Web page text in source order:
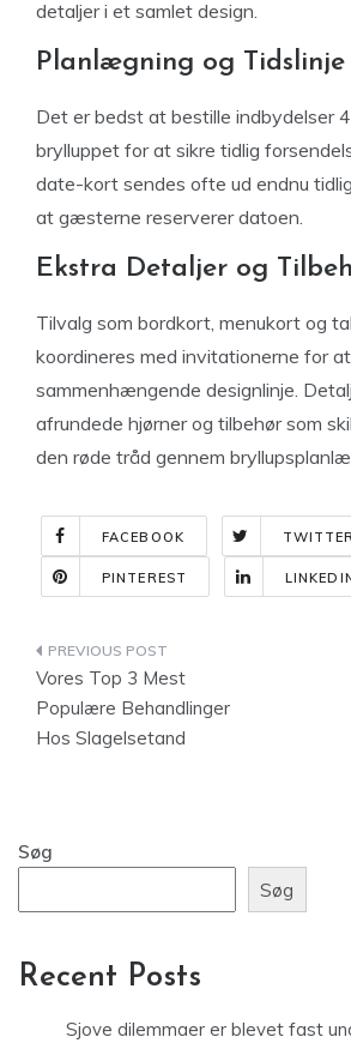
detaljer i et samlet design.
Planlægning og Tidslinje
Det er bedst at bestille indbydelser
brylluppet for at sikre tidlig
date-kort sendes ofte ud endnu
at gæsterne reserverer datoen.
Ekstra Detaljer og
Tilvalg som bordkort, menukort og
koordineres med invitationerne for
sammenhængende designlinje.
afrundede hjørner og tilbehør som
den røde tråd gennem
FACEBOOK
PINTEREST
Indlægsnavigation
Vores Top 3 Mest
Populære Behandlinger
Hos Slagelsetand
Søg
Søg
Recent Posts
Sjove dilemmaer er blevet fast